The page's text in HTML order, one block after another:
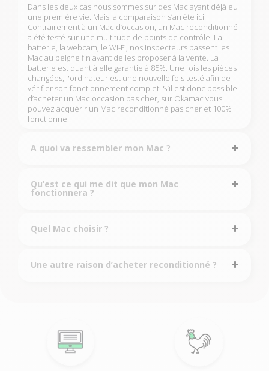
Dans les deux cas nous sommes sur des Mac ayant déjà eu
une première vie. Mais la comparaison s’arrête ici.
Contrairement à un Mac d’occasion, un Mac reconditionné
a été testé sur une multitude de points de contrôle. La
batterie, la webcam, le Wi-Fi, nos inspecteurs passent les
Mac au peigne fin avant de les proposer à la vente. La
batterie est quant à elle garantie à 85%. Une fois les pièces
changées, l'ordinateur est une nouvelle fois testé afin de
vérifier son fonctionnement complet. S’il est donc possible
d’acheter un Mac occasion pas cher, sur Okamac vous
pouvez acquérir un Mac reconditionné pas cher et 100%
fonctionnel.
A quoi va ressembler mon Mac ?
Qu’est ce qui me dit que mon Mac
fonctionnera ?
Quel Mac choisir ?
Une autre raison d’acheter reconditionné ?